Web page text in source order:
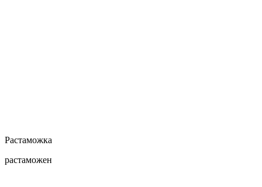
Растаможка
растаможен